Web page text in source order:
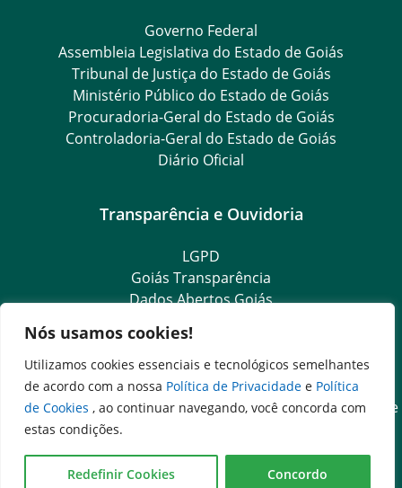
Nós usamos cookies!
Utilizamos cookies essenciais e tecnológicos semelhantes
de acordo com a nossa Política de Privacidade e Política
de Cookies , ao continuar navegando, você concorda com
estas condições.
Redefinir Cookies Concordo
Governo Federal
Assembleia Legislativa do Estado de Goiás
Tribunal de Justiça do Estado de Goiás
Ministério Público do Estado de Goiás
Procuradoria-Geral do Estado de Goiás
Controladoria-Geral do Estado de Goiás
Diário Oficial
Transparência e Ouvidoria
LGPD
Goiás Transparência
Dados Abertos Goiás
Ouvidoria Geral
SIC – Serviço de Informação ao Cidadão
e-SIC – Serviço Eletrônico de Informação ao Cidadão
Acesso às Informações das Organizações Sociais de Saúde
Ouvidoria Setorial (Expresso)
Ouvidoria Setorial (Presencial)